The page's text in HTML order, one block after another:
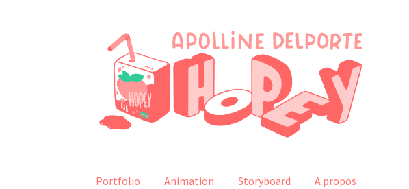
Aller
navigation
Aller
contenu
Portfolio Animation Storyboard A propos